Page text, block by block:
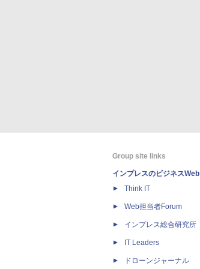
Group site links
インプレスのビジネスWeb
Think IT
Web担当者Forum
インプレス総合研究所
IT Leaders
ドローンジャーナル